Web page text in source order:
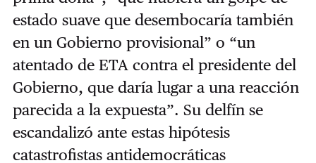
estado suave que desembocaría también
en un Gobierno provisional” o “un
atentado de ETA contra el presidente del
Gobierno, que daría lugar a una reacción
parecida a la expuesta”. Su delfín se
escandalizó ante estas hipótesis
catastrofistas antidemocráticas